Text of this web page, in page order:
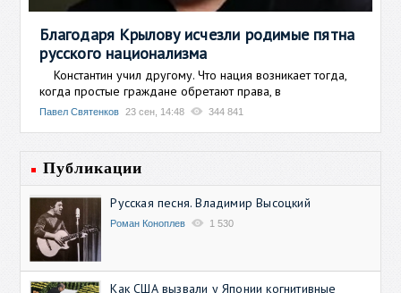
Благодаря Крылову исчезли родимые пятна
русского национализма
Константин учил другому. Что нация возникает тогда,
когда простые граждане обретают права, в
Павел Святенков 23 сен, 14:48 344 841
Публикации
Русская песня. Владимир Высоцкий
Роман Коноплев 1 530
Как США вызвали у Японии когнитивные